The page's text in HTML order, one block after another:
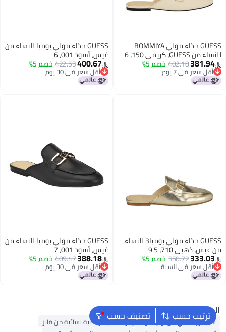
GUESS حذاء مولي BOMMIYA
للنساء من GUESS، كريمي 150، 6
﷼‏381.94
402.18خصم 5%
أقل سعر في 7 يوم
أقل سعر في 7 يوم
GUESS حذاء مولي بوميا للنساء من
غيس، أسود 001، 6
﷼‏400.67
422.53خصم 5%
أقل سعر في 30 يوم
أقل سعر في 30 يوم
GUESS حذاء مولي بوميا3 للنساء
من غيس، ذهبي 710، 9.5
﷼‏333.03
350.72خصم 5%
أقل سعر في السنة
أقل سعر في السنة
GUESS حذاء مولي بوميا للنساء من
غيس، أسود 001، 7
﷼‏388.18
409.47خصم 5%
أقل سعر في 30 يوم
أقل سعر في 30 يوم
ترتيب حسب تصنيف حسب البحث الشائع
سنيكرز نسائي من أونيتسوكا تايجر
أحذية رياضية نسائية من فانز